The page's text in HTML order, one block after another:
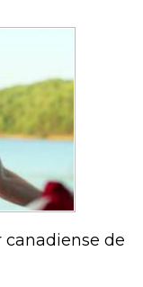
canadiense de